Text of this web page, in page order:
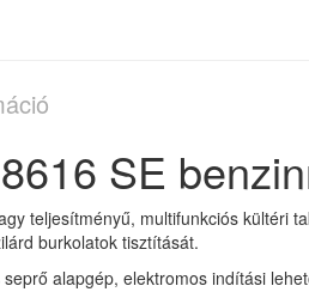
SE
teljesítményű, multifunkciós kültéri
burkolatok tisztítását.
alapgép, elektromos indítási